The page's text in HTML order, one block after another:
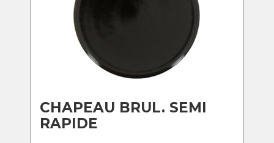
CHAPEAU BRUL. SEMI
RAPIDE